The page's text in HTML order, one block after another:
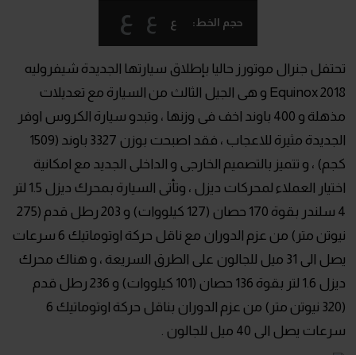
حجم الخط: ع ع ع
تحتفل جنرال موتورز حاليا بإطلاق سيارتها الجديدة شيفروليه
Equinox 2018 و هى الجيل الثالث من السيارة مع تعديلات
مذهلة و 400 باوند اخف فى وزنها ، وتبدو سيارة الكروس اوفر
الجديدة مثيرة للاعجاب ، فقد اصبحت بوزن 3327 باوند (1509
كجم) ، و تتميز بالتصميم الخارجى و الداخلى الجديد مع امكانية
اختيار العملاء لمحركات ديزل ، وتأتى السيارة بمحرك ديزل 1.5 لتر
4 سلندر بقوة 170 حصان (127 كيلووات) و 203 رطل قدم (275
نيوتن متر) من عزم الدوران مع ناقل حركة اوتوماتيك 6 سرعات
يصل الى 31 ميل للجالون على الطرق السريعة ، و هناك محرك
ديزل 1.6 لتر بقوة 136 حصان (101 كيلووات) و 236 رطل قدم
(320 نيوتن متر) من عزم الدوران بناقل حركة اوتوماتيك 6
سرعات يصل الى 40 ميل للجالون .